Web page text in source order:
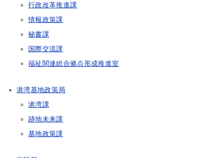
行政改革推進課
情報政策課
秘書課
国際交流課
福祉関連総合拠点形成推進室
港湾基地政策局
港湾課
跡地未来課
基地政策課